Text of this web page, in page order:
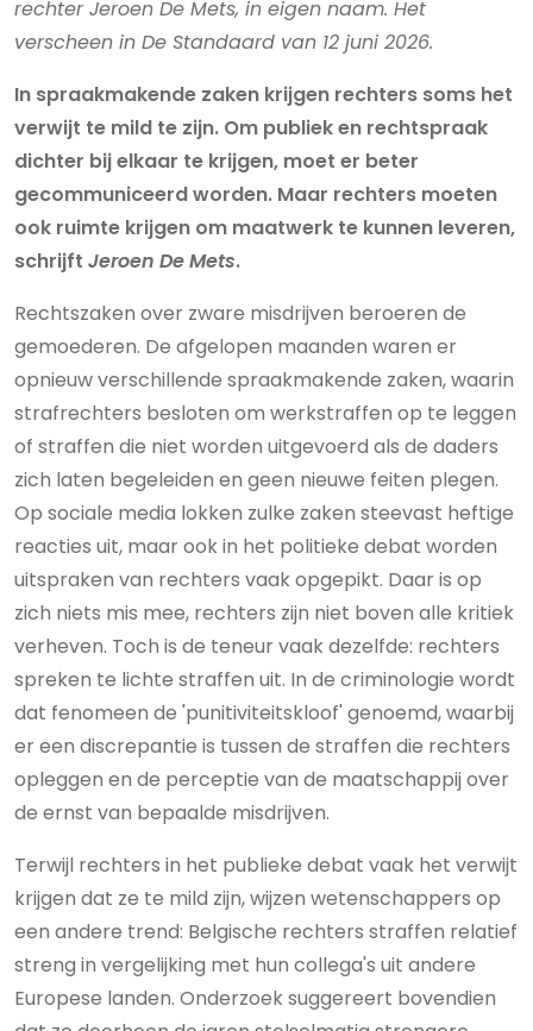
rechter Jeroen De Mets, in eigen naam. Het
verscheen in De Standaard van 12 juni 2026.
In spraakmakende zaken krijgen rechters soms het
verwijt te mild te zijn. Om publiek en rechtspraak
dichter bij elkaar te krijgen, moet er beter
gecommuniceerd worden. Maar rechters moeten
ook ruimte krijgen om maatwerk te kunnen leveren,
schrijft Jeroen DeMets.
Rechtszaken over zware misdrijven beroeren de
gemoederen. De afgelopen maanden waren er
opnieuw verschillende spraakmakende zaken, waarin
strafrechters besloten om werkstraffen op te leggen
of straffen die niet worden uitgevoerd als de ­daders
zich laten begeleiden en geen nieuwe feiten plegen.
Op sociale ­media lokken zulke zaken steevast heftige
reacties uit, maar ook in het politieke debat worden
uitspraken van rechters vaak opgepikt. Daar is op
zich niets mis mee, rechters zijn niet boven alle kritiek
verheven. Toch is de teneur vaak dezelfde: rechters
spreken te lichte straffen uit. In de criminologie wordt
dat fenomeen de 'punitiviteitskloof' genoemd, waarbij
er een discrepantie is tussen de straffen die rechters
opleggen en de perceptie van de maatschappij over
de ernst van bepaalde misdrijven.
Terwijl rechters in het publieke ­debat vaak het verwijt
krijgen dat ze te mild zijn, wijzen wetenschappers op
een andere trend: Belgische rechters straffen relatief
streng in vergelijking met hun collega's uit andere
Europese landen. Onderzoek suggereert ­bovendien